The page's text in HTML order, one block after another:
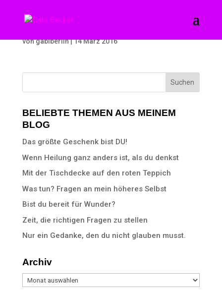
vongabiberlin|14 März 2016
BELIEBTE THEMEN AUS MEINEM
BLOG
Das größte Geschenk bist DU!
Wenn Heilung ganz anders ist, als du denkst
Mit der Tischdecke auf den roten Teppich
Was tun? Fragen an mein höheres Selbst
Bist du bereit für Wunder?
Zeit, die richtigen Fragen zu stellen
Nur ein Gedanke, den du nicht glauben musst.
Archiv
Archiv